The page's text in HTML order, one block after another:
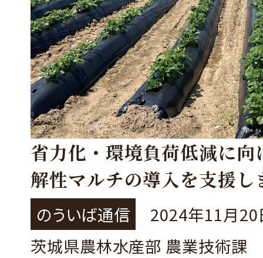
省力化・環境負荷低減に向
解性マルチの導入を支援し
～令和7年1月10日まで公
中！！
のういば通信
2024年11月20
茨城県農林水産部 農業技術課